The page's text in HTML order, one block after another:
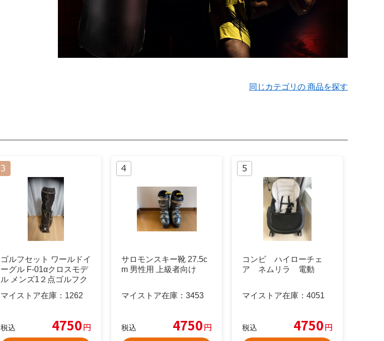
同じカテゴリの 商品を探す
ゴルフセット ワールドイ
ーグル F-01αクロスモデ
ル メンズ1２点ゴルフク
ラブセット 右用 井戸木
鴻樹プロ推薦モデル
マイストア在庫： 1262
税込 4750円
サロモンスキー靴 27.5c
m 男性用 上級者向け
マイストア在庫： 3453
税込 4750円
コンビ ハイローチェ
ア ネムリラ 電動
マイストア在庫： 4051
税込 4750円